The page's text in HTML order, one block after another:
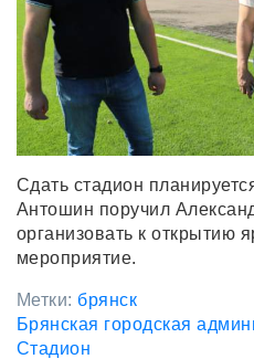
Сдать стадион
Антошин поручил
организовать к открытию
мероприятие.
Метки: брянск
Брянская городская
Стадион